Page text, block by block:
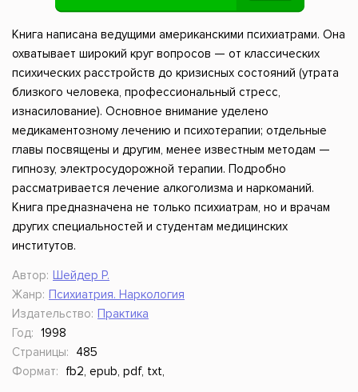
Книга написана ведущими американскими психиатрами. Она
охватывает широкий круг вопросов — от классических
психических расстройств до кризисных состояний (утрата
близкого человека, профессиональный стресс,
изнасилование). Основное внимание уделено
медикаментозному лечению и психотерапии; отдельные
главы посвящены и другим, менее известным методам —
гипнозу, электросудорожной терапии. Подробно
рассматривается лечение алкоголизма и наркоманий.
Книга предназначена не только психиатрам, но и врачам
других специальностей и студентам медицинских
институтов.
Автор: Шейдер Р.
Жанр: Психиатрия. Наркология
Издательство: Практика
Год: 1998
Страницы:
485
Формат:
fb2, epub, pdf, txt,